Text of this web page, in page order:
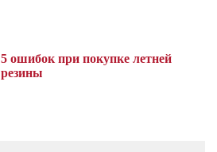
5 ошибок при покупке летней
резины